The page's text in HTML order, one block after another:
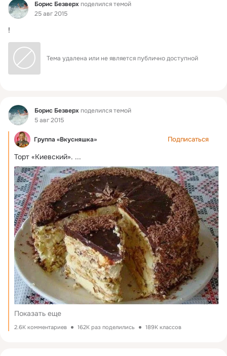
Фид Борис Безверхподелился темой
25 авг 2015
!
Тема удалена или не является публично доступной
Фид Борис Безверхподелился темой
5 авг 2015
Группа «Вкусняшка» Подписаться
Торт «Киевский». ...
Показать еще
2.6K комментариев 162K раз поделились 189K классов